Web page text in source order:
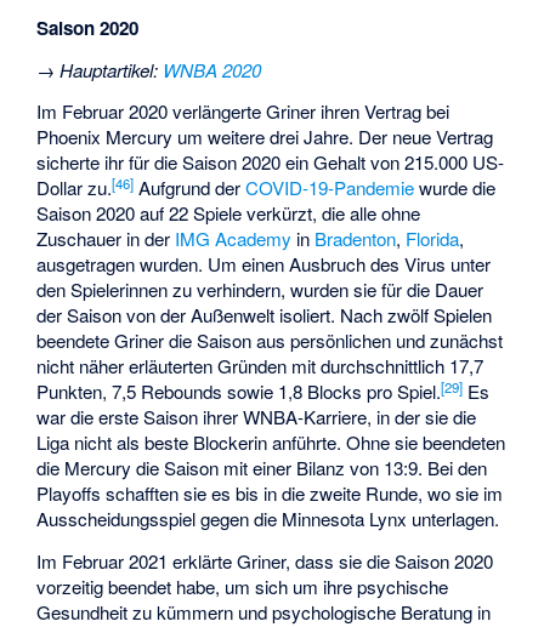
Saison 2020
→Hauptartikel: WNBA 2020
Im Februar 2020 verlängerte Griner ihren Vertrag bei
Phoenix Mercury um weitere drei Jahre. Der neue Vertrag
sicherte ihr für die Saison 2020 ein Gehalt von 215.000 US-
Dollar zu.[46] Aufgrund derCOVID-19-Pandemiewurde die
Saison 2020 auf 22 Spiele verkürzt, die alle ohne
Zuschauer in der IMG Academy in Bradenton, Florida,
ausgetragen wurden. Um einen Ausbruch des Virus unter
den Spielerinnen zu verhindern, wurden sie für die Dauer
der Saison von der Außenwelt isoliert. Nach zwölf Spielen
beendete Griner die Saison aus persönlichen und zunächst
nicht näher erläuterten Gründen mit durchschnittlich 17,7
Punkten, 7,5 Rebounds sowie 1,8 Blocks pro Spiel.[29] Es
war die erste Saison ihrer WNBA-Karriere, in der sie die
Liga nicht als beste Blockerin anführte. Ohne sie beendeten
die Mercury die Saison mit einer Bilanz von 13:9. Bei den
Playoffs schafften sie es bis in die zweite Runde, wo sie im
Ausscheidungsspiel gegen die Minnesota Lynx unterlagen.
Im Februar 2021 erklärte Griner, dass sie die Saison 2020
vorzeitig beendet habe, um sich um ihre psychische
Gesundheit zu kümmern und psychologische Beratung in